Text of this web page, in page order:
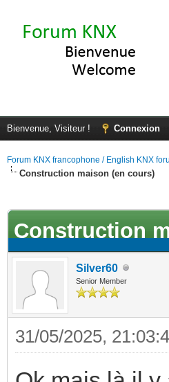
Bienvenue, Visiteur ! Connexion
Forum KNX francophone / English KNX
Construction maison (en cours)
Construction
Silver60
Senior Member
31/05/2025,